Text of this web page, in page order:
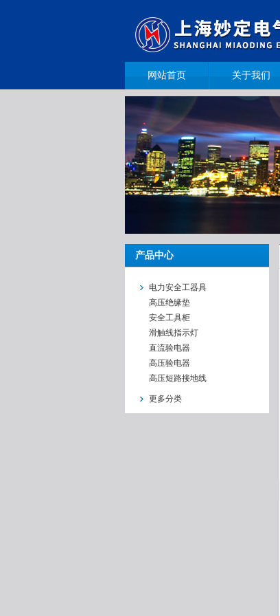
网站首页 关于我们
产品中心
电力安全工器具
高压绝缘垫
安全工具柜
滑触线指示灯
直流验电器
高压验电器
高压短路接地线
更多分类